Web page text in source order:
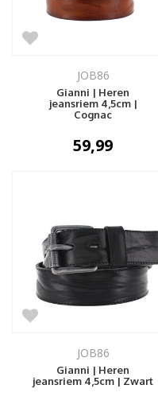
JOB86
Gianni | Heren
jeansriem 4,5cm |
Cognac
59,99
JOB86
Gianni | Heren
jeansriem 4,5cm | Zwart